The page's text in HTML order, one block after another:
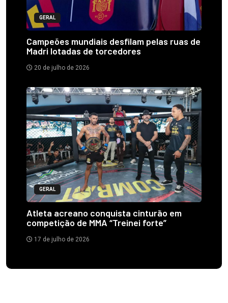
GERAL
Campeões mundiais desfilam pelas ruas de
Madri lotadas de torcedores
20 de julho de 2026
GERAL
Atleta acreano conquista cinturão em
competição de MMA “Treinei forte”
17 de julho de 2026